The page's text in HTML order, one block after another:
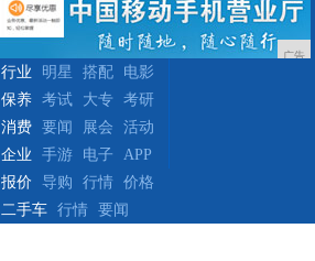
广告
行业 明星 搭配
电影
保养
考试 大专
考研
消费 要闻 展会
活动
企业
手游 电子
APP
报价 导购 行情
价格
二手车
行情 要闻